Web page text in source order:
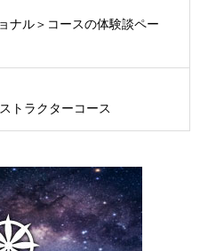
ナル＞コースの体験談ペー
トラクターコース